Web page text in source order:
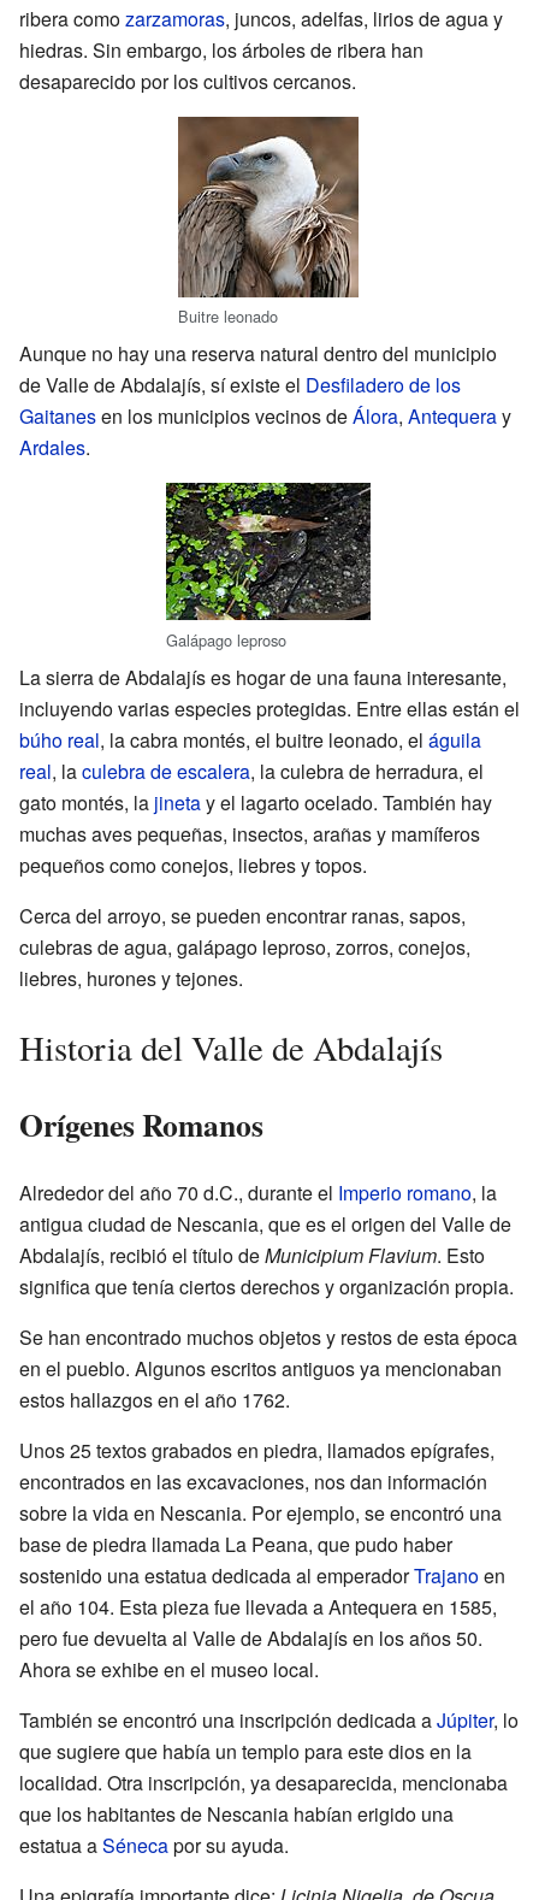
ribera comozarzamoras, juncos, adelfas, lirios de agua y
hiedras. Sin embargo, los árboles de ribera han
desaparecido por los cultivos cercanos.
Buitre leonado
Aunque no hay una reserva natural dentro del municipio
de Valle de Abdalajís, sí existe el Desfiladero de los
Gaitanesen los municipios vecinos deÁlora, Antequeray
Ardales.
Galápago leproso
La sierra de Abdalajís es hogar de una fauna interesante,
incluyendo varias especies protegidas. Entre ellas están el
búho real, la cabra montés, el buitre leonado, el águila
real, laculebra de escalera, la culebra de herradura, el
gato montés, la jinetay el lagarto ocelado. También hay
muchas aves pequeñas, insectos, arañas y mamíferos
pequeños como conejos, liebres y topos.
Cerca del arroyo, se pueden encontrar ranas, sapos,
culebras de agua, galápago leproso, zorros, conejos,
liebres, hurones y tejones.
Historia del Valle de Abdalajís
Orígenes Romanos
Alrededor del año 70 d.C., durante el Imperio romano, la
antigua ciudad de Nescania, que es el origen del Valle de
Abdalajís, recibió el título deMunicipium Flavium. Esto
significa que tenía ciertos derechos y organización propia.
Se han encontrado muchos objetos y restos de esta época
en el pueblo. Algunos escritos antiguos ya mencionaban
estos hallazgos en el año 1762.
Unos 25 textos grabados en piedra, llamados epígrafes,
encontrados en las excavaciones, nos dan información
sobre la vida en Nescania. Por ejemplo, se encontró una
base de piedra llamada La Peana, que pudo haber
sostenido una estatua dedicada al emperadorTrajanoen
el año 104. Esta pieza fue llevada a Antequera en 1585,
pero fue devuelta al Valle de Abdalajís en los años 50.
Ahora se exhibe en el museo local.
También se encontró una inscripción dedicada aJúpiter, lo
que sugiere que había un templo para este dios en la
localidad. Otra inscripción, ya desaparecida, mencionaba
que los habitantes de Nescania habían erigido una
estatua aSénecapor su ayuda.